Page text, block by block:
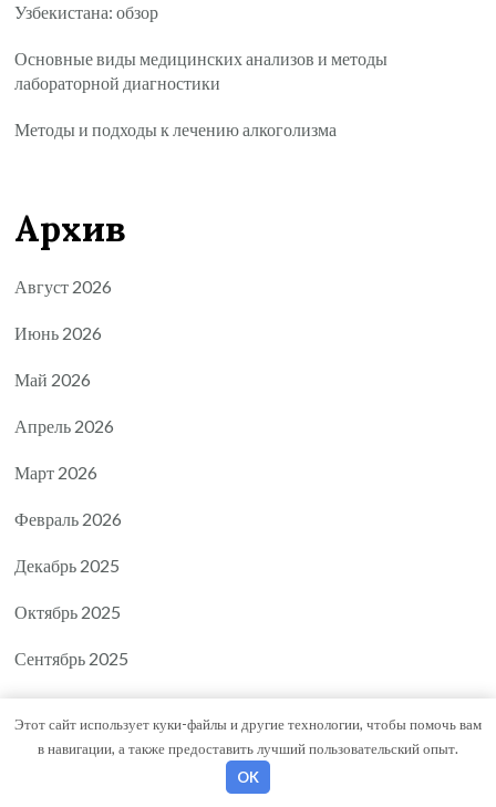
Узбекистана: обзор
Основные виды медицинских анализов и методы
лабораторной диагностики
Методы и подходы к лечению алкоголизма
Архив
Август 2026
Июнь 2026
Май 2026
Апрель 2026
Март 2026
Февраль 2026
Декабрь 2025
Октябрь 2025
Сентябрь 2025
Август 2025
Июль 2025
Этот сайт использует куки-файлы и другие технологии, чтобы помочь вам
в навигации, а также предоставить лучший пользовательский опыт.
OK